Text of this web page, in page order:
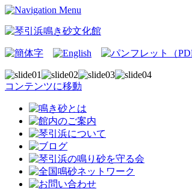
コンテンツに移動